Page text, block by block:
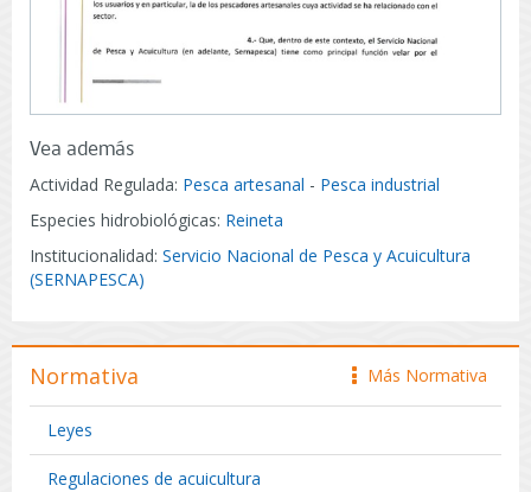
Vea además
Actividad Regulada: Pesca artesanal - Pesca industrial
Especies hidrobiológicas: Reineta
Institucionalidad: Servicio Nacional de Pesca y Acuicultura
(SERNAPESCA)
icono
Más Normativa
Normativa
Leyes
Regulaciones de acuicultura